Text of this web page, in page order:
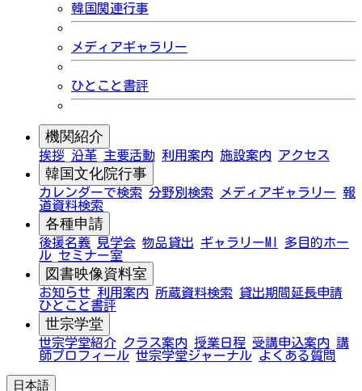
韓国関連行事
メディアギャラリー
ひとこと書評
機関紹介
挨拶 沿革 主要活動 利用案内 施設案内 アクセス
韓国文化院行事
カレンダーで検索 分野別検索 メディアギャラリー 報
道資料検索
各種申請
後援名義 見学会 物品貸出 ギャラリーMI
多目的ホー
ル セミナー室
図書映像資料室
お知らせ 利用案内 所蔵資料検索
貸出期間延長申請
ひとこと書評
世宗学堂
世宗学堂紹介 クラス案内 授業日程 受講申込案内 講
師プロフィール 世宗学堂ジャーナル よくある質問
日本語